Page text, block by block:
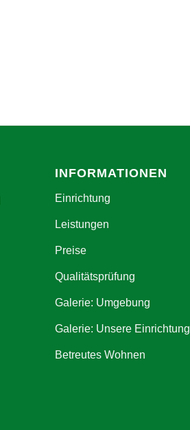
INFORMATIONEN
Einrichtung
Leistungen
Preise
Qualitätsprüfung
Galerie: Umgebung
Galerie: Unsere Einrichtung
Betreutes Wohnen